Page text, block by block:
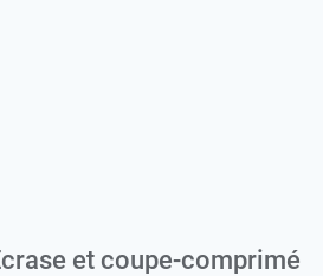
et coupe-comprimé